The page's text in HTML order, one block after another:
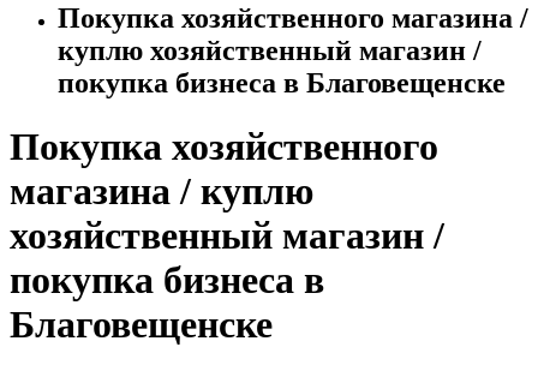
Покупка хозяйственного магазина /
куплю хозяйственный магазин /
покупка бизнеса в Благовещенске
Покупка хозяйственного
магазина / куплю
хозяйственный магазин /
покупка бизнеса в
Благовещенске